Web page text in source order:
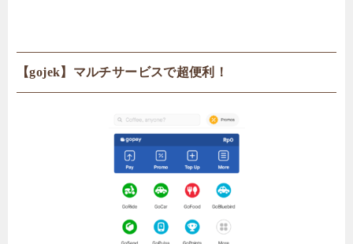
【gojek】マルチサービスで超便利！